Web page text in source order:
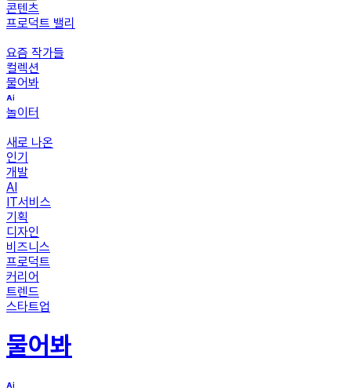
콘텐츠
프로덕트 밸리
요즘 작가들
컬렉션
물어봐
놀이터
새로 나온
인기
개발
AI
IT서비스
기획
디자인
비즈니스
프로덕트
커리어
트렌드
스타트업
물어봐